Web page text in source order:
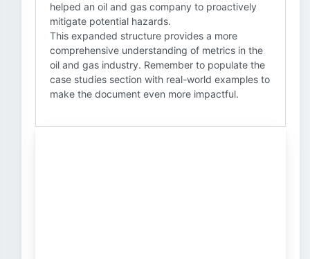
helped an oil and gas company to proactively
mitigate potential hazards.
This expanded structure provides a more
comprehensive understanding of metrics in the
oil and gas industry. Remember to populate the
case studies section with real-world examples to
make the document even more impactful.